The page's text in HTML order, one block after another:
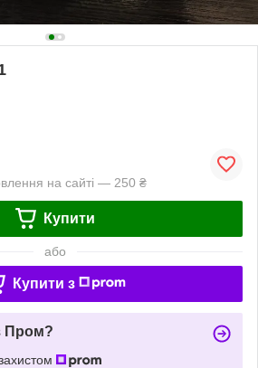
на сайті — 250 ₴
Купити
або
Купити з
Пром?